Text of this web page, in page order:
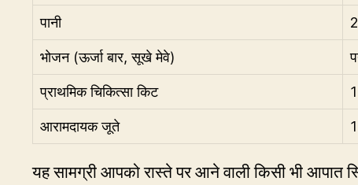
पानी
भोजन (ऊर्जा बार, सूखे मेवे)
प्राथमिक चिकित्सा किट 1
आरामदायक जूते
यह सामग्री आपको रास्ते पर आने वाली किसी भी आपात